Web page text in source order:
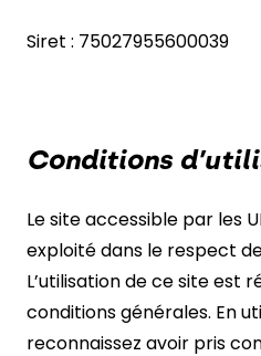
Siret : 75027955600039
Conditions
Le site accessible par les
exploité dans le respect
L’utilisation de ce site est
conditions générales. En
reconnaissez avoir pris